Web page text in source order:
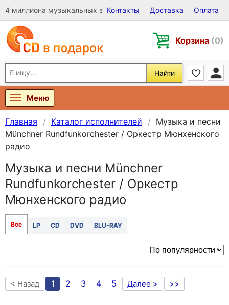
4 миллиона музыкальных записей на Виниле, CD и DVD
Контакты Доставка Оплата
Корзина (0)
Найти
Меню
Главная Каталог исполнителей
Музыка и песни
Münchner Rundfunkorchester / Оркестр Мюнхенского
радио
Музыка и песни Münchner
Rundfunkorchester / Оркестр
Мюнхенского радио
Все LP CD DVD BLU-RAY
< Назад 1 2 3 4 5 Далее > >>